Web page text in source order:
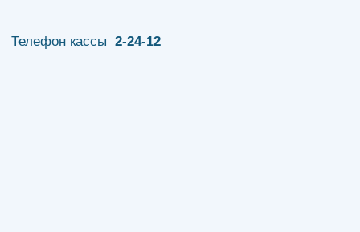
Телефон кассы 2-24-12